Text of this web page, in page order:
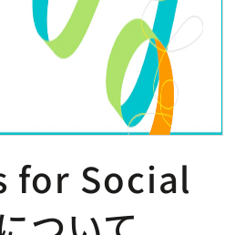
for Social